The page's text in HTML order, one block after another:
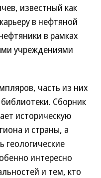
известный как
в нефтяной
в рамках
учреждениями
часть из них
Сборник
историческую
и страны, а
геологические
интересно
и тем, кто